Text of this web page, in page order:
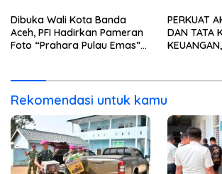
Pembangunan SDM Dimulai
dari Desa
Lampung
Terbaik
Dibuka Wali Kota Banda
Aceh, PFI Hadirkan Pameran
Foto “Prahara Pulau Emas”
PERKUAT
DAN TATA
TAHUN
Rekomendasi untuk kamu